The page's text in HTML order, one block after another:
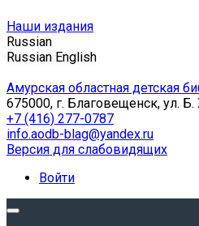
Наши издания
Russian
Russian English
Амурская областная детская
675000, г. Благовещенск, ул.
+7 (416) 277-0787
info.aodb-blag@yandex.ru
Версия для слабовидящих
Войти